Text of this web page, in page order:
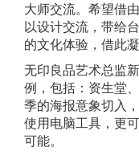
大师交流。希望借
以设计交流，带给
的文化体验，借此
无印良品艺术总监
例，包括：资生堂
季的海报意象切入
使用电脑工具，更
可能。